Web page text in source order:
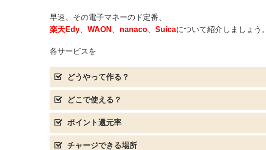
早速、その電子マネーのド定番、
楽天Edy
WAON nanaco Suicaについて紹介しましょう。
各サービスを
どうやって作る？
どこで使える？
ポイント還元率
チャージできる場所